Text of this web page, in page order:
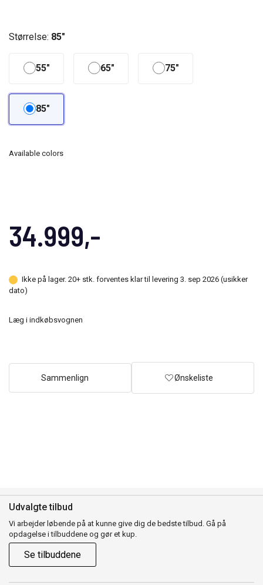
34.999,-
Størrelse: 85"
55" 65" 75"
85"
Available colors
Ikke på lager. 20+ stk. forventes klar til levering 3. sep 2026 (usikker
dato)
Læg i indkøbsvognen
Sammenlign Ønskeliste
Udvalgte tilbud
Vi arbejder løbende på at kunne give dig de bedste tilbud. Gå på
opdagelse i tilbuddene og gør et kup.
Se tilbuddene